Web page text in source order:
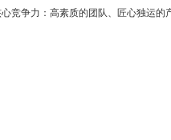
竞争力：高素质的团队、匠心独运的